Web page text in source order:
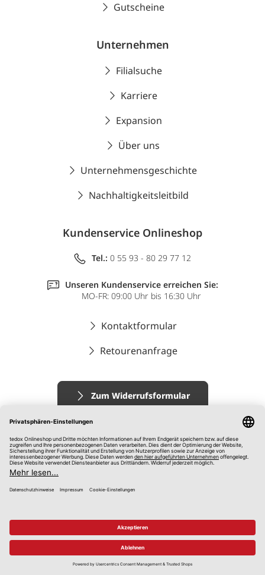
Gutscheine
Unternehmen
Filialsuche
Karriere
Expansion
Über uns
Unternehmensgeschichte
Nachhaltigkeitsleitbild
Kundenservice Onlineshop
Tel.: 0 55 93 - 80 29 77 12
Unseren Kundenservice erreichen Sie:
MO-FR: 09:00 Uhr bis 16:30 Uhr
Kontaktformular
Retourenanfrage
Zum Widerrufsformular
© 2026 tedox KG
Impressum
AGB
Datenschutz
Hinweisgebersystem